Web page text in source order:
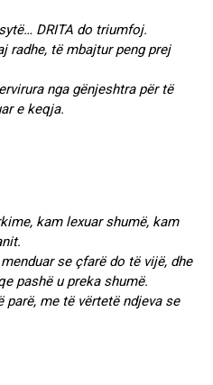
DRITA do triumfoj.
radhe, të mbajtur peng prej
nga gënjeshtra për të
e keqja.
kam lexuar shumë, kam
se çfarë do të vijë, dhe
pashë u preka shumë.
parë, me të vërtetë ndjeva se